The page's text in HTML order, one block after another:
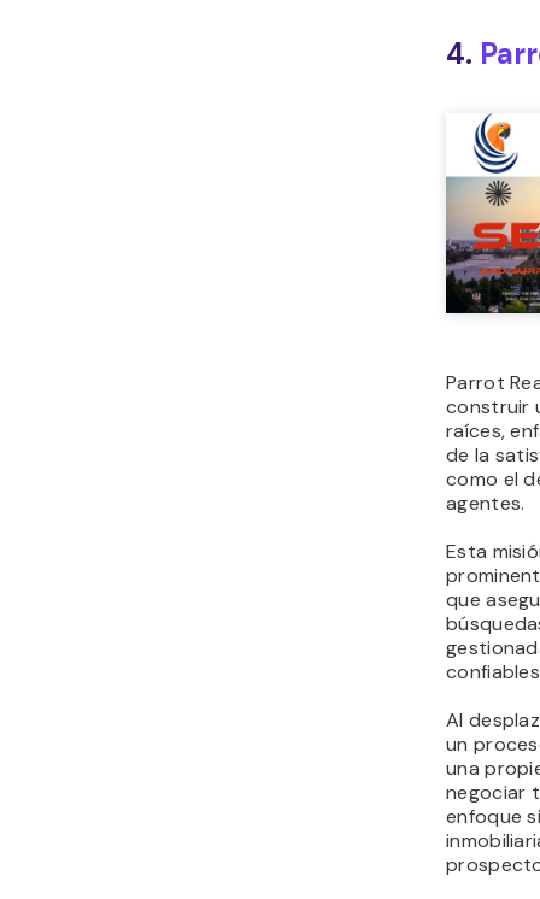
4.
Parrot
construir
raíces,
de la
como el
agentes.
Esta
que
Al
un
una
negociar
enfoque